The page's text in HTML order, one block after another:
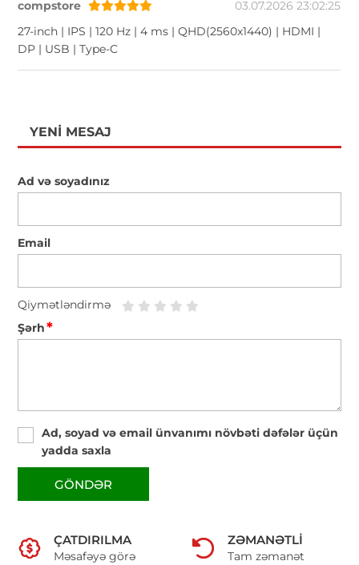
compstore
03.07.2026 23:02:25
27-inch | IPS | 120 Hz | 4 ms | QHD(2560x1440) | HDMI |
DP | USB | Type-C
YENI MESAJ
Ad və soyadınız
Email
Qiymətləndirmə
Şərh*
Ad, soyad və email ünvanımı növbəti dəfələr üçün
yadda saxla
GÖNDƏR
ÇATDIRILMA
Məsafəyə görə
ZƏMANƏTLI
Tam zəmanət